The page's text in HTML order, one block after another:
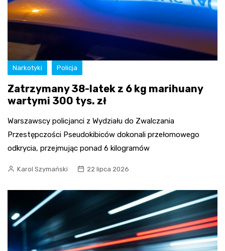
Narkotyki Policja
Zatrzymany 38-latek z 6 kg marihuany
wartymi 300 tys. zł
Warszawscy policjanci z Wydziału do Zwalczania
Przestępczości Pseudokibiców dokonali przełomowego
odkrycia, przejmując ponad 6 kilogramów
Karol Szymański 22 lipca 2026